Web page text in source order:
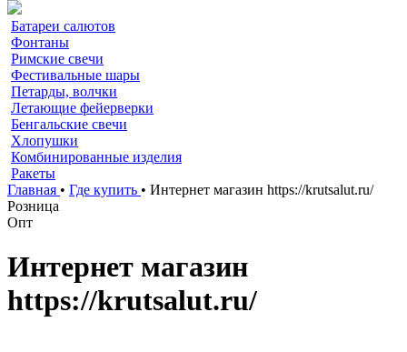
Батареи салютов
Фонтаны
Римские свечи
Фестивальные шары
Петарды, волчки
Летающие фейерверки
Бенгальские свечи
Хлопушки
Комбинированные изделия
Ракеты
Главная • Где купить • Интернет магазин https://krutsalut.ru/
Розница
Опт
Интернет магазин
https://krutsalut.ru/